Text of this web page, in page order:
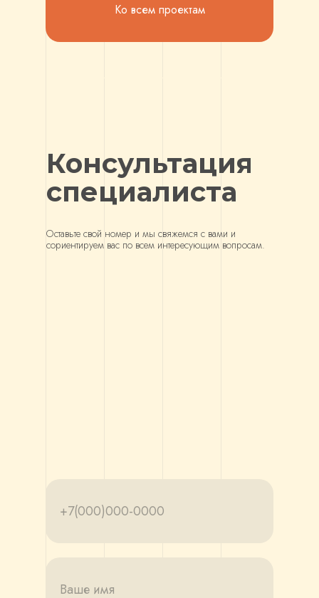
Ко всем проектам
Консультация
специалиста
Оставьте свой номер и мы свяжемся с вами и
сориентируем вас по всем интересующим вопросам.